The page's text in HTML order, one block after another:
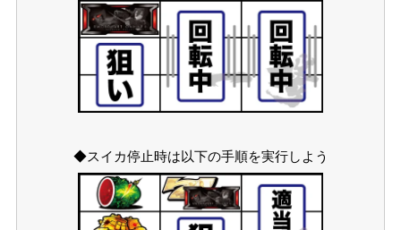
◆スイカ停止時は以下の手順を実行しよう